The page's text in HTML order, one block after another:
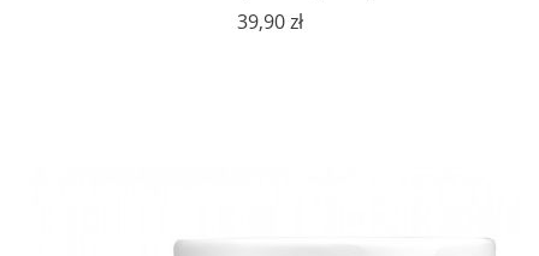
39,90 złCena